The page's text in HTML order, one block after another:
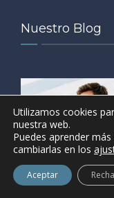
Nuestro Blog
19
MAY
Utilizamos cookies
nuestra web.
Puedes aprender
cambiarlas en los
Aceptar